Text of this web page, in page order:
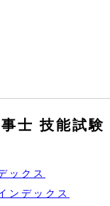
士 技能試験
ックス
ンデックス